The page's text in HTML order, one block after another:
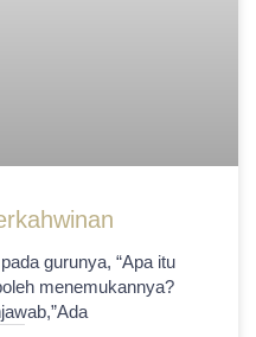
gurunya, “Apa itu
menemukannya?